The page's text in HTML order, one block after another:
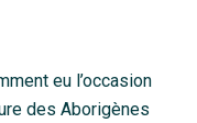
eu l’occasion
des Aborigènes